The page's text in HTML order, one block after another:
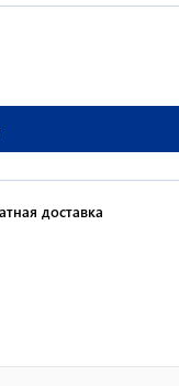
доставка